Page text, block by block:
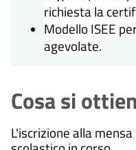
richiesta la
Modello ISEE
agevolate.
Cosa si
L'iscrizione alla